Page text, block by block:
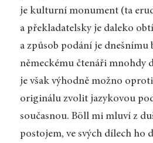
je kulturní monument (ta
a překladatelsky je daleko
a způsob podání je dnešnímu
německému čtenáři mnohdy
je však výhodně možno
originálu zvolit jazykovou
současnou. Böll mi mluví z
postojem, ve svých dílech ho